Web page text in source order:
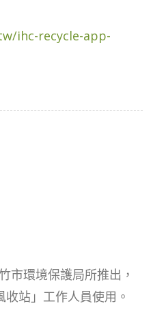
ihc-recycle-app-
市環境保護局所推出，
站」工作人員使用。